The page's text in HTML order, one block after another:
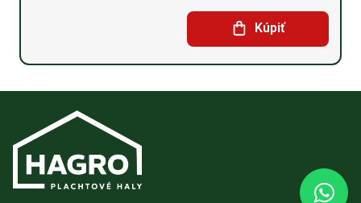
Betónový
blok
Kúpiť